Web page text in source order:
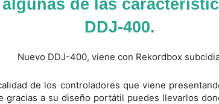
de las
DDJ-400.
de los controladores que viene
gracias a su diseño portátil puedes llevarlos